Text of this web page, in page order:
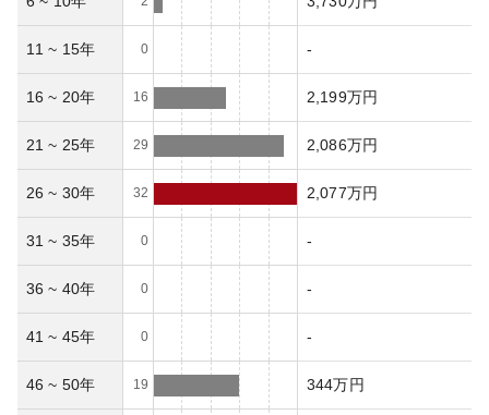
11 ~ 15年 0 -
16 ~ 20年 16 2,199万円
21 ~ 25年 29 2,086万円
26 ~ 30年 32 2,077万円
31 ~ 35年 0 -
36 ~ 40年 0 -
41 ~ 45年 0 -
46 ~ 50年 19 344万円